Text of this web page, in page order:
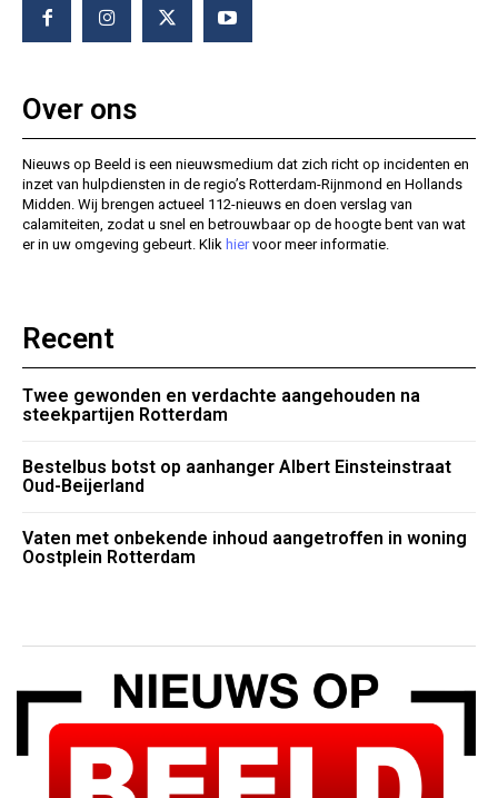
Over ons
Nieuws op Beeld is een nieuwsmedium dat zich richt op incidenten en
inzet van hulpdiensten in de regio’s Rotterdam-Rijnmond en Hollands
Midden. Wij brengen actueel 112-nieuws en doen verslag van
calamiteiten, zodat u snel en betrouwbaar op de hoogte bent van wat
er in uw omgeving gebeurt. Klik hiervoor meer informatie.
Recent
Twee gewonden en verdachte aangehouden na
steekpartijen Rotterdam
Bestelbus botst op aanhanger Albert Einsteinstraat
Oud-Beijerland
Vaten met onbekende inhoud aangetroffen in woning
Oostplein Rotterdam